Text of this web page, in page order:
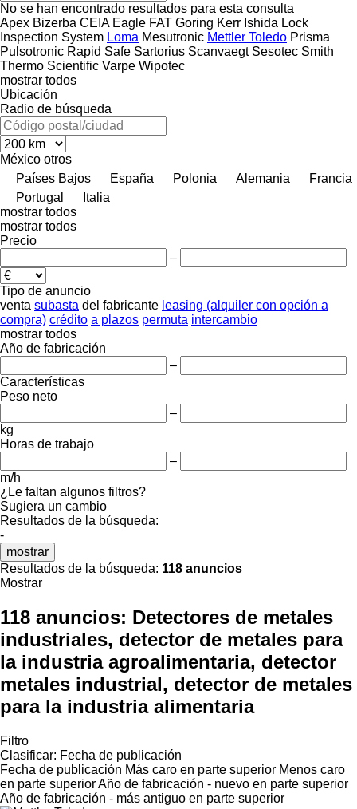
No se han encontrado resultados para esta consulta
Apex Bizerba CEIA Eagle FAT Goring Kerr Ishida Lock
Inspection System Loma Mesutronic Mettler Toledo Prisma
Pulsotronic Rapid Safe Sartorius Scanvaegt Sesotec Smith
Thermo Scientific Varpe Wipotec
mostrar todos
Ubicación
Radio de búsqueda
México otros
Países Bajos
España Polonia Alemania
Francia
Portugal
Italia
mostrar todos
mostrar todos
Precio
–
Tipo de anuncio
venta subasta del fabricante leasing (alquiler con opción a
compra) crédito a plazos permuta intercambio
mostrar todos
Año de fabricación
–
Características
Peso neto
–
kg
Horas de trabajo
–
m/h
¿Le faltan algunos filtros?
Sugiera un cambio
Resultados de la búsqueda:
-
mostrar
Resultados de la búsqueda: 118 anuncios
Mostrar
118 anuncios: Detectores de metales
industriales, detector de metales para
la industria agroalimentaria, detector
metales industrial, detector de metales
para la industria alimentaria
Filtro
Clasificar: Fecha de publicación
Fecha de publicación Más caro en parte superior Menos caro
en parte superiorAño de fabricación - nuevo en parte superior
Año de fabricación - más antiguo en parte superior